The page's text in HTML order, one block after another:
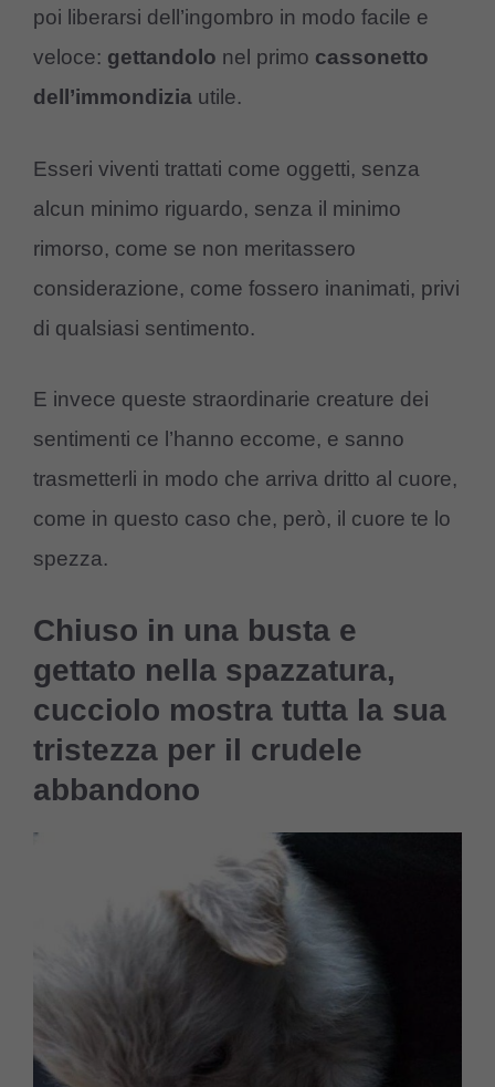
poi liberarsi dell’ingombro in modo facile e
veloce: gettandolo nel primo cassonetto
dell’immondizia utile.
Esseri viventi trattati come oggetti, senza
alcun minimo riguardo, senza il minimo
rimorso, come se non meritassero
considerazione, come fossero inanimati, privi
di qualsiasi sentimento.
E invece queste straordinarie creature dei
sentimenti ce l’hanno eccome, e sanno
trasmetterli in modo che arriva dritto al cuore,
come in questo caso che, però, il cuore te lo
spezza.
Chiuso in una busta e
gettato nella spazzatura,
cucciolo mostra tutta la sua
tristezza per il crudele
abbandono